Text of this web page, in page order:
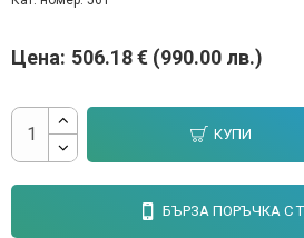
Цена: 506.18 € (990.00 лв.)
КУПИ
БЪРЗА ПОРЪЧКА С